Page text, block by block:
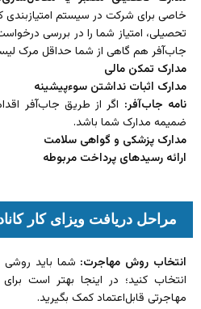
خاصی برای شرکت در سیستم امتیازبندی
تحصیلی، امتیاز شما را در بررسی
جاب‌آفر هم گاهی از شما حداقل مرک
مدارک تمکن مالی
مدارک اثبات نداشتن سوءپیشینه
نامه جاب‌آفر: اگر از طریق جاب‌آفر
ضمیمه مدارک شما باشد.
مدارک پزشکی و گواهی سلامت
ارائه رسید‌های پرداخت مربوطه
مراحل دریافت ویزای کار
انتخاب روش مهاجرت: شما باید
انتخاب کنید؛ در اینجا بهتر است
مهاجرتی قابل‌اعتماد کمک بگیرید.